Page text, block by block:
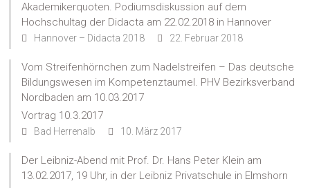
Akademikerquoten. Podiumsdiskussion auf dem
Hochschultag der Didacta am 22.02.2018 in Hannover
Hannover – Didacta 2018 22. Februar 2018
Vom Streifenhörnchen zum Nadelstreifen – Das deutsche
Bildungswesen im Kompetenztaumel. PHV Bezirksverband
Nordbaden am 10.03.2017
Vortrag 10.3.2017
Bad Herrenalb 10. März 2017
Der Leibniz-Abend mit Prof. Dr. Hans Peter Klein am
13.02.2017, 19 Uhr, in der Leibniz Privatschule in Elmshorn